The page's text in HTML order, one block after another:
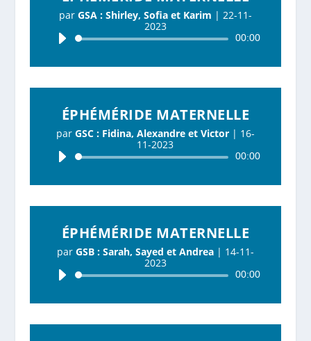
par GSA : Shirley, Sofia et Karim | 22-11-
2023
Lecteur
00:00
ÉPHÉMÉRIDE MATERNELLE
par GSC : Fidina, Alexandre et Victor | 16-
11-2023
Lecteur
00:00
ÉPHÉMÉRIDE MATERNELLE
par GSB : Sarah, Sayed et Andrea| 14-11-
2023
Lecteur
00:00